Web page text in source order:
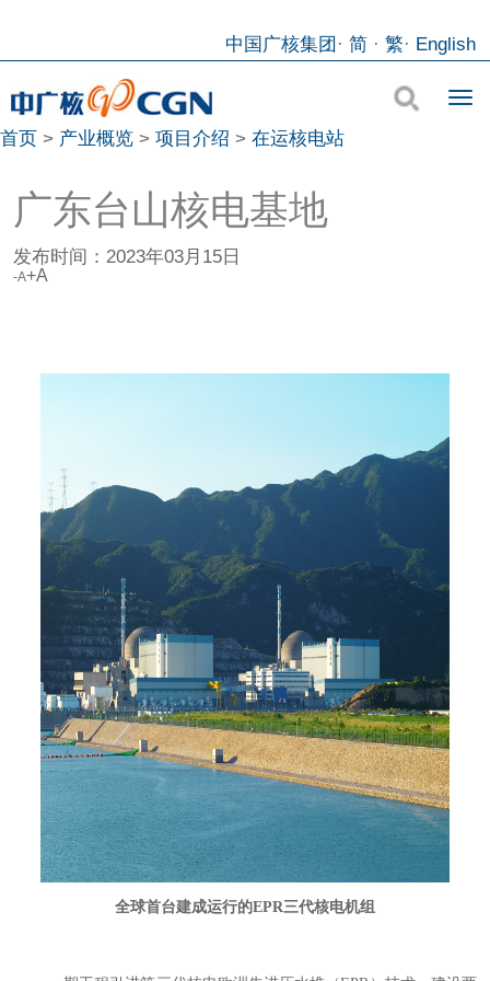
中国广核集团 · 简· 繁· English
首页 > 产业概览 > 项目介绍 > 在运核电站
广东台山核电基地
发布时间： 2023年03月15日
-A+A
全球首台建成运行的EPR三代核电机组